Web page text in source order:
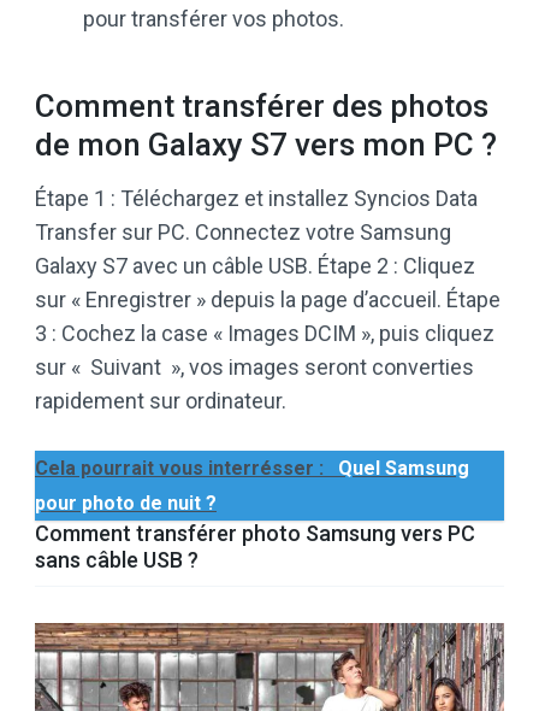
pour transférer vos photos.
Comment transférer des photos
de mon Galaxy S7 vers mon PC ?
Étape 1 : Téléchargez et installez Syncios Data
Transfer sur PC. Connectez votre Samsung
Galaxy S7 avec un câble USB. Étape 2 : Cliquez
sur « Enregistrer » depuis la page d’accueil. Étape
3 : Cochez la case « Images DCIM », puis cliquez
sur « Suivant », vos images seront converties
rapidement sur ordinateur.
Cela pourrait vous interrésser :
Quel Samsung
pour photo de nuit ?
Comment transférer photo Samsung vers PC
sans câble USB ?